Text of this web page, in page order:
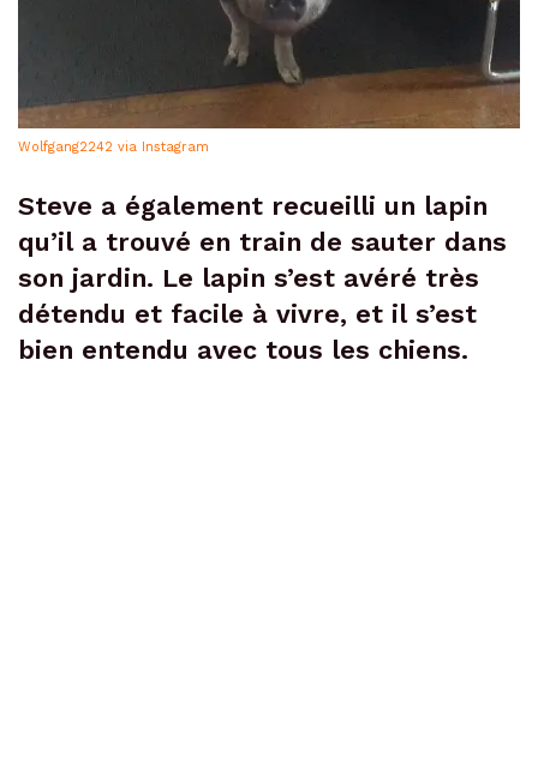
Wolfgang2242 via Instagram
Steve a également recueilli un lapin
qu’il a trouvé en train de sauter dans
son jardin. Le lapin s’est avéré très
détendu et facile à vivre, et il s’est
bien entendu avec tous les chiens.